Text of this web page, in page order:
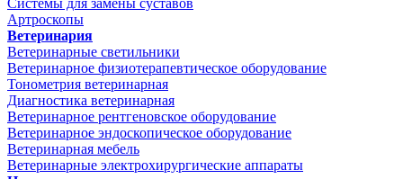
Системы для замены суставов
Артроскопы
Ветеринария
Ветеринарные светильники
Ветеринарное физиотерапевтическое оборудование
Тонометрия ветеринарная
Диагностика ветеринарная
Ветеринарное рентгеновское оборудование
Ветеринарное эндоскопическое оборудование
Ветеринарная мебель
Ветеринарные электрохирургические аппараты